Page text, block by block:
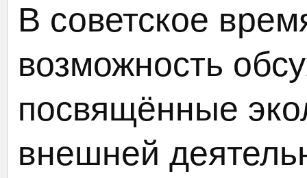
В советское
возможность
посвящённые
внешней